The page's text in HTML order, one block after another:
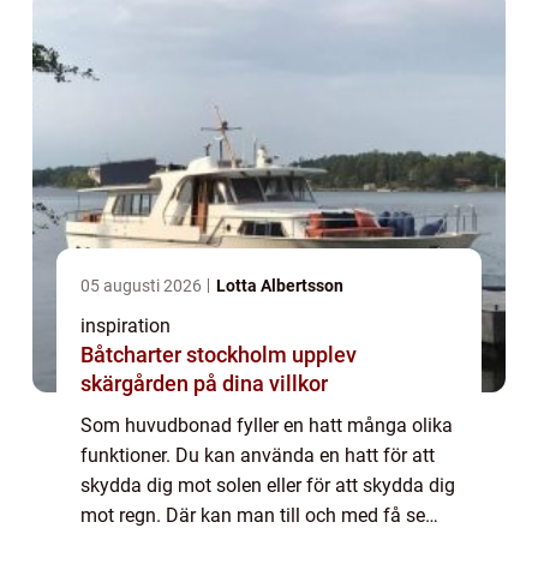
05 augusti 2026 Lotta Albertsson
inspiration
Båtcharter stockholm upplev
skärgården på dina villkor
Som huvudbonad fyller en hatt många olika
funktioner. Du kan använda en hatt för att
skydda dig mot solen eller för att skydda dig
mot regn. Där kan man till och med få se